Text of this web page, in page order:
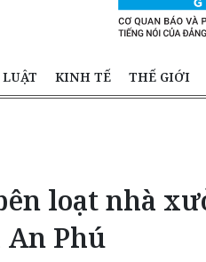
KINH TẾ THẾ GIỚI
loạt nhà
Phú